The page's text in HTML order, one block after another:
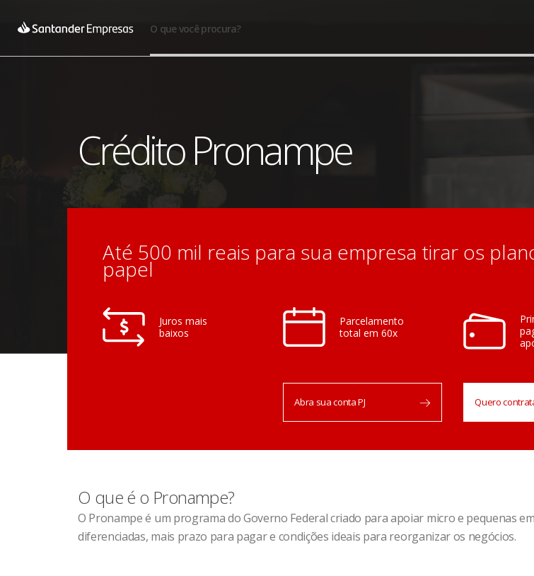
O que você procura?
Crédito Pronampe
Até 500 mil reais para sua empresa tirar os
papel
Juros mais
baixos
Parcelamento
total em 60x
Abra sua conta PJ Quero
O que é o Pronampe?
O Pronampe é um programa do Governo Federal criado para apoiar micro e pequenas
diferenciadas, mais prazo para pagar e condições ideais para reorganizar os negócios.